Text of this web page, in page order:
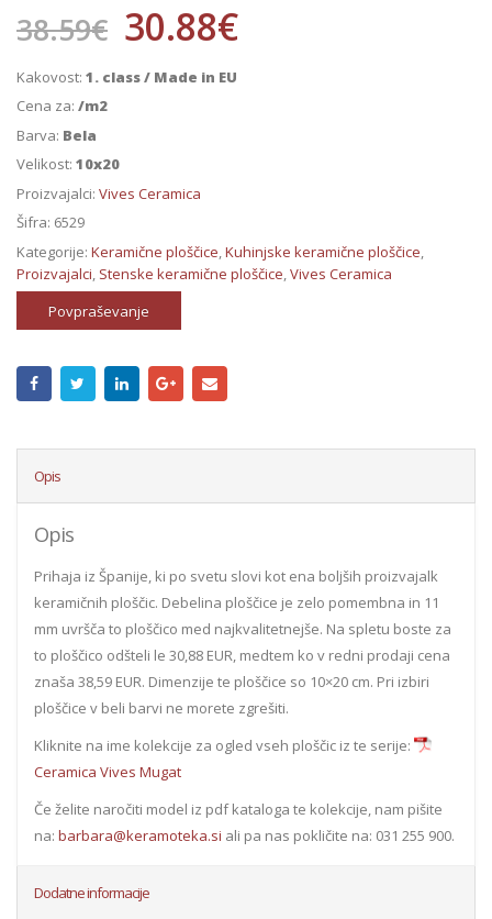
38.59€ 30.88€
Kakovost: 1. class / Made in EU
Cena za: /m2
Barva: Bela
Velikost: 10x20
Proizvajalci: Vives Ceramica
Šifra: 6529
Kategorije: Keramične ploščice,Kuhinjske keramične ploščice,
Proizvajalci, Stenske keramične ploščice,Vives Ceramica
Povpraševanje
Opis
Opis
Prihaja iz Španije, ki po svetu slovi kot ena boljših proizvajalk
keramičnih ploščic. Debelina ploščice je zelo pomembna in 11
mm uvršča to ploščico med najkvalitetnejše. Na spletu boste za
to ploščico odšteli le 30,88 EUR, medtem ko v redni prodaji cena
znaša 38,59 EUR. Dimenzije te ploščice so 10×20 cm. Pri izbiri
ploščice v beli barvi ne morete zgrešiti.
Kliknite na ime kolekcije za ogled vseh ploščic iz te serije:
Ceramica Vives Mugat
Če želite naročiti model iz pdf kataloga te kolekcije, nam pišite
na: barbara@keramoteka.si ali pa nas pokličite na: 031 255 900.
Dodatne informacije